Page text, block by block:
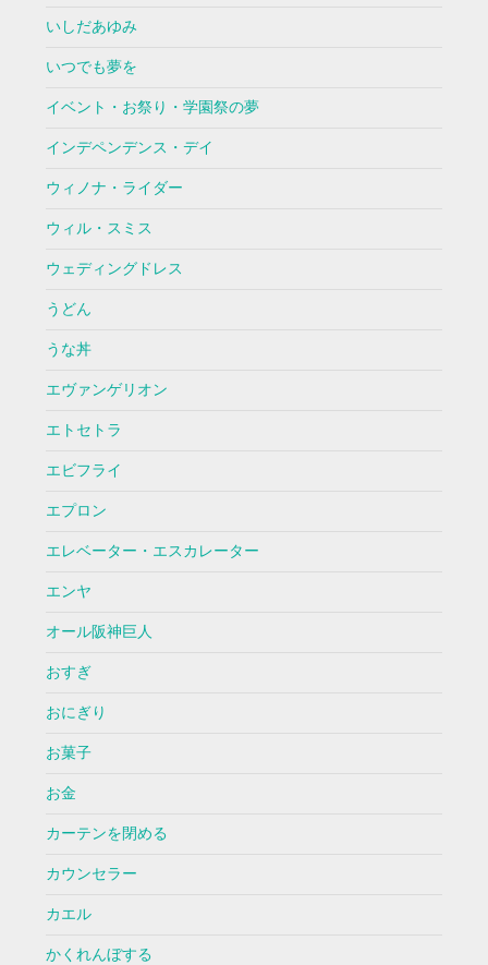
いしだあゆみ
いつでも夢を
イベント・お祭り・学園祭の夢
インデペンデンス・デイ
ウィノナ・ライダー
ウィル・スミス
ウェディングドレス
うどん
うな丼
エヴァンゲリオン
エトセトラ
エビフライ
エプロン
エレベーター・エスカレーター
エンヤ
オール阪神巨人
おすぎ
おにぎり
お菓子
お金
カーテンを閉める
カウンセラー
カエル
かくれんぼする